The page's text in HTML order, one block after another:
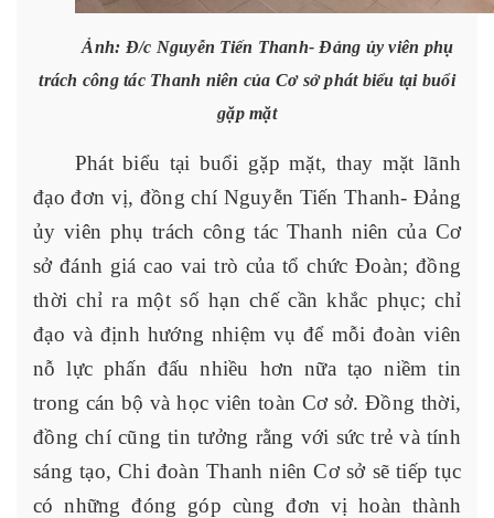
Ảnh: Đ/c Nguyễn Tiến Thanh- Đảng ủy viên phụ
trách công tác Thanh niên của Cơ sở phát biểu tại buổi
gặp mặt
Phát biểu tại buổi gặp mặt, thay mặt lãnh
đạo đơn vị, đồng chí Nguyễn Tiến Thanh- Đảng
ủy viên phụ trách công tác Thanh niên của Cơ
sở đánh giá cao vai trò của tổ chức Đoàn; đồng
thời chỉ ra một số hạn chế cần khắc phục; chỉ
đạo và định hướng nhiệm vụ để mỗi đoàn viên
nỗ lực phấn đấu nhiều hơn nữa tạo niềm tin
trong cán bộ và học viên toàn Cơ sở. Đồng thời,
đồng chí cũng tin tưởng rằng với sức trẻ và tính
sáng tạo, Chi đoàn Thanh niên Cơ sở sẽ tiếp tục
có những đóng góp cùng đơn vị hoàn thành